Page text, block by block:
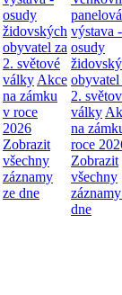
osudy
židovských
obyvatel za
2. světové
války Akce
na zámku
v roce
2026
Zobrazit
všechny
záznamy
ze dne
panelová
výstava -
osudy
obyvatel
2.
války
na
roce
Zobrazit
všechny
dne